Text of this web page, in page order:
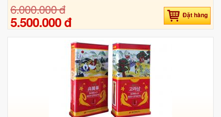
6.000.000 đ
5.500.000 đ Đặt hàng